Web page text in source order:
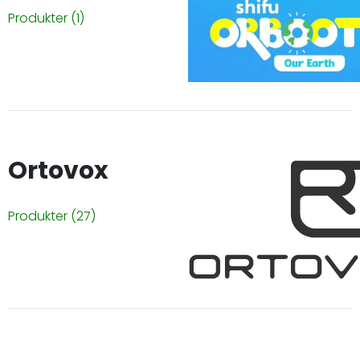
Produkter (1)
Ortovox
Produkter (27)